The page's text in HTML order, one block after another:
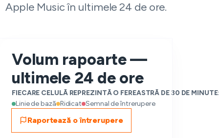
Apple Music în ultimele 24 de ore.
Volum rapoarte —
ultimele 24 de ore
FIECARE CELULĂ REPREZINTĂ O FEREASTRĂ DE 30 DE
Linie de bază Ridicat Semnal de întrerupere
Raportează o întrerupere